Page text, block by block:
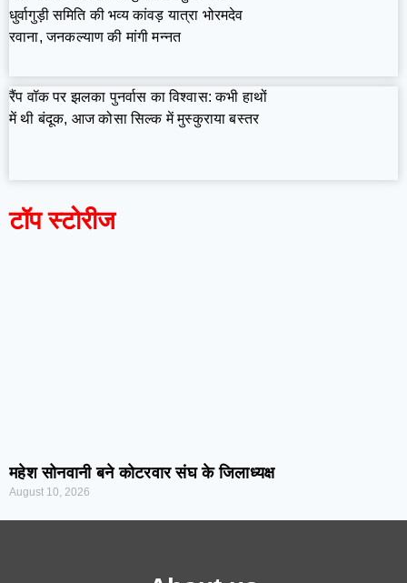
धुर्वागुड़ी समिति की भव्य कांवड़ यात्रा भोरमदेव
रवाना, जनकल्याण की मांगी मन्नत
रैंप वॉक पर झलका पुनर्वास का विश्वास: कभी हाथों
में थी बंदूक, आज कोसा सिल्क में मुस्कुराया बस्तर
टॉप स्टोरीज
महेश सोनवानी बने कोटरवार संघ के जिलाध्यक्ष
August 10, 2026